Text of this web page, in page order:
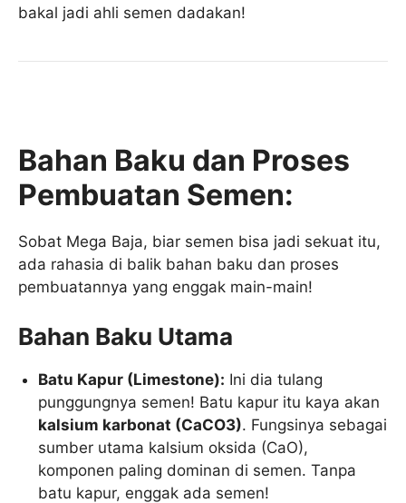
bakal jadi ahli semen dadakan!
Bahan Baku dan Proses
Pembuatan Semen:
Sobat Mega Baja, biar semen bisa jadi sekuat itu,
ada rahasia di balik bahan baku dan proses
pembuatannya yang enggak main-main!
Bahan Baku Utama
Batu Kapur (Limestone): Ini dia tulang
punggungnya semen! Batu kapur itu kaya akan
kalsium karbonat (CaCO3). Fungsinya sebagai
sumber utama kalsium oksida (CaO),
komponen paling dominan di semen. Tanpa
batu kapur, enggak ada semen!